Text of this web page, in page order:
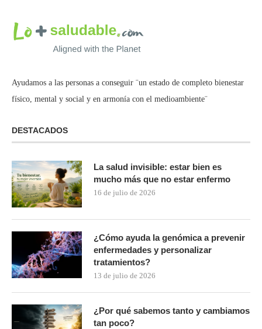
Ayudamos a las personas a conseguir ¨un estado de completo bienestar
físico, mental y social y en armonía con el medioambiente¨
DESTACADOS
La salud invisible: estar bien es
mucho más que no estar enfermo
16 de julio de 2026
¿Cómo ayuda la genómica a prevenir
enfermedades y personalizar
tratamientos?
13 de julio de 2026
¿Por qué sabemos tanto y cambiamos
tan poco?